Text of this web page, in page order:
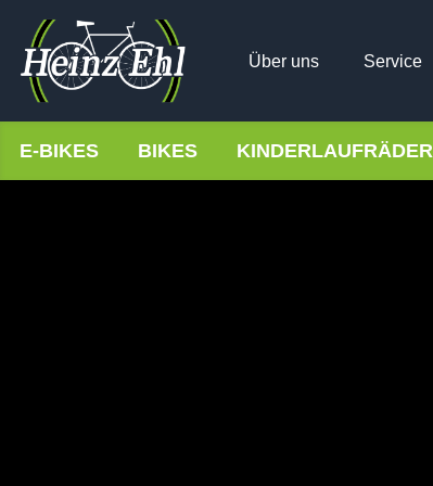
Über uns Service
E-BIKES BIKES KINDERLAUFRÄDER